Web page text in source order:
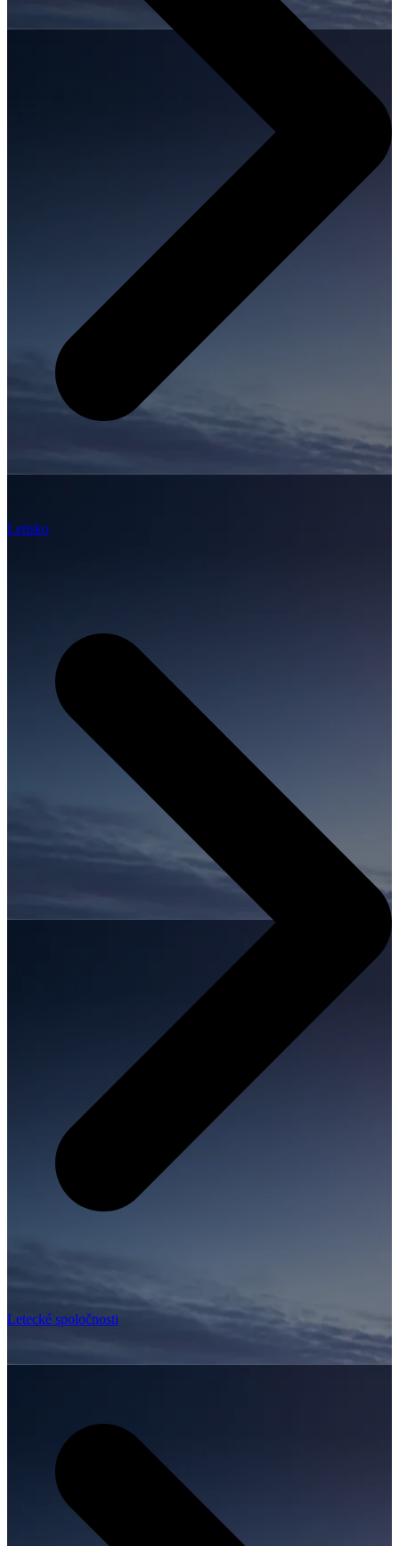
Letisko
Letecké spoločnosti